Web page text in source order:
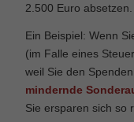
2.500 Euro absetzen.
Ein Beispiel: Wenn
(im Falle eines
weil Sie den
mindernde
Sie ersparen sich so